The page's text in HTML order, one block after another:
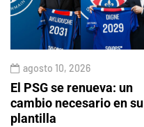
agosto 10, 2026
El PSG se renueva: un
cambio necesario en su
plantilla